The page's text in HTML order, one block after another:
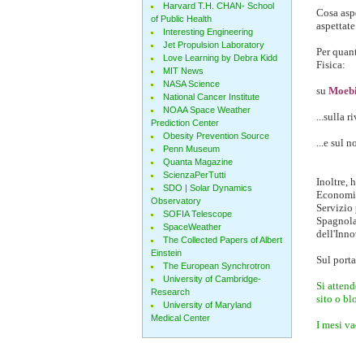
Cosa
Per
Fisica:
su
...sulla
...e sul
Inoltre,
Servizio
Sul
Si
sito o
I mesi
Harvard T.H. CHAN- School
of Public Health
Interesting Engineering
Jet Propulsion Laboratory
Love Learning by Debra Kidd
MIT News
NASA Science
National Cancer Institute
NOAA Space Weather
Prediction Center
Obesity Prevention Source
Penn Museum
Quanta Magazine
ScienzaPerTutti
SDO | Solar Dynamics
Observatory
SOFIA Telescope
SpaceWeather
The Collected Papers of Albert
Einstein
The European Synchrotron
University of Cambridge-
Research
University of Maryland
Medical Center